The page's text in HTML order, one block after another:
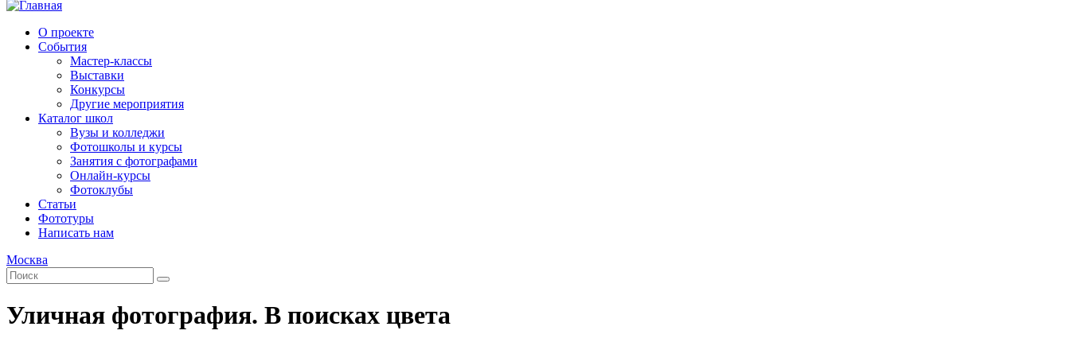
О проекте
События
Мастер-классы
Выставки
Конкурсы
Другие мероприятия
Каталог школ
Вузы и колледжи
Фотошколы и курсы
Занятия с фотографами
Онлайн-курсы
Фотоклубы
Статьи
Фототуры
Написать нам
Москва
Уличная фотография. В поисках цвета